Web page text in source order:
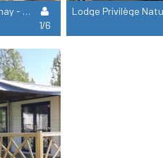
Chalet Confort Rosnay - 3 Chambres
1/6